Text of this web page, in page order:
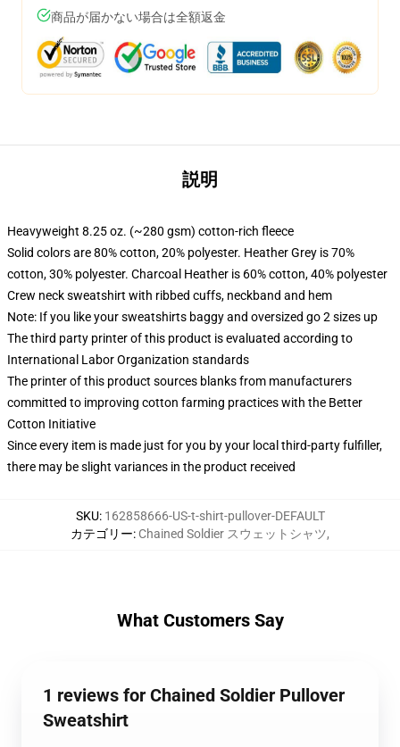
商品が届かない場合は全額返金
説明
Heavyweight 8.25 oz. (~280 gsm) cotton-rich fleece
Solid colors are 80% cotton, 20% polyester. Heather Grey is 70%
cotton, 30% polyester. Charcoal Heather is 60% cotton, 40% polyester
Crew neck sweatshirt with ribbed cuffs, neckband and hem
Note: If you like your sweatshirts baggy and oversized go 2 sizes up
The third party printer of this product is evaluated according to
International Labor Organization standards
The printer of this product sources blanks from manufacturers
committed to improving cotton farming practices with the Better
Cotton Initiative
Since every item is made just for you by your local third-party fulfiller,
there may be slight variances in the product received
SKU: 162858666-US-t-shirt-pullover-DEFAULT
カテゴリー: Chained Soldier スウェットシャツ,
What Customers Say
1 reviews for Chained Soldier Pullover
Sweatshirt